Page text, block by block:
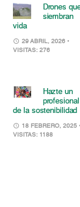
Drones
siembran
vida
29 ABRIL, 2026 •
VISITAS: 276
Hazte un
profesional
de la sostenibilidad
18 FEBRERO, 2025 •
VISITAS: 1188